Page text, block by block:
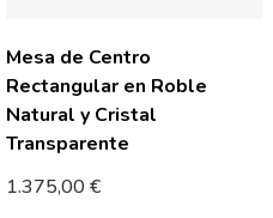
Mesa de Centro
Rectangular en Roble
Natural y Cristal
Transparente
1.375,00€